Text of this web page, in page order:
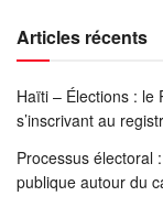
Articles récents
Haïti – Élections : le
s’inscrivant au
Processus électoral
publique autour du